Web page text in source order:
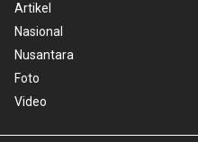
Artikel
Nasional
Nusantara
Foto
Video